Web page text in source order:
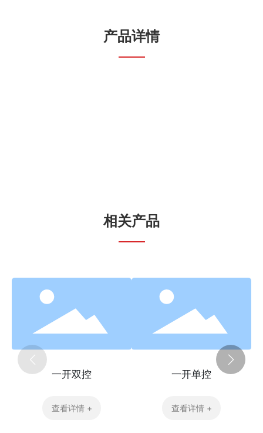
产品详情
相关产品
一开双控
查看详情 +
一开单控
查看详情 +